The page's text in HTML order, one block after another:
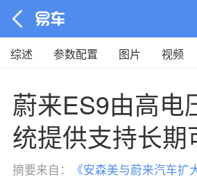
综述 参数配置 图片 视频
蔚来ES9由高电
统提供支持长期
摘要来自： 《